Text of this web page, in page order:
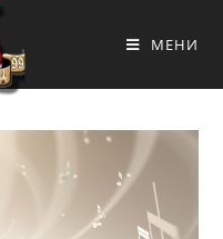
МЕНИ